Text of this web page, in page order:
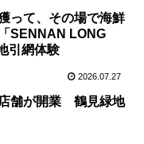
って、その場で海鮮
SENNAN LONG
引網体験
2026.07.27
舗が開業 鶴見緑地